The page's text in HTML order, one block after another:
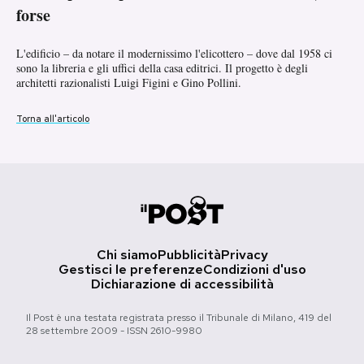
Hai bisogno di aiuto?
Esci
forse
L'edificio – da notare il modernissimo l'elicottero – dove dal 1958 ci
sono la libreria e gli uffici della casa editrici. Il progetto è degli
architetti razionalisti Luigi Figini e Gino Pollini.
Torna all'articolo
Chi siamoPubblicitàPrivacy
Gestisci le preferenzeCondizioni d'uso
Dichiarazione di accessibilità
Il Post è una testata registrata presso il Tribunale di Milano, 419 del
28 settembre 2009 - ISSN 2610-9980